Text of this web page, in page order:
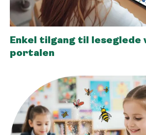
Enkel tilgang til leseglede
portalen